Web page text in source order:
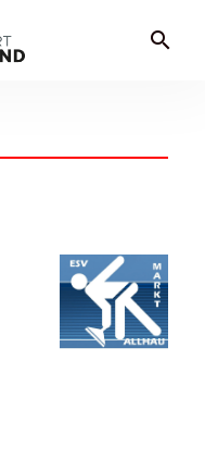
search